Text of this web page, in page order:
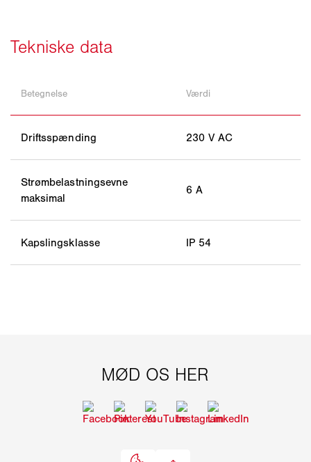
Betegnelse Værdi
Driftsspænding 230 V AC
Strømbelastningsevne
maksimal
6 A
Kapslingsklasse IP 54